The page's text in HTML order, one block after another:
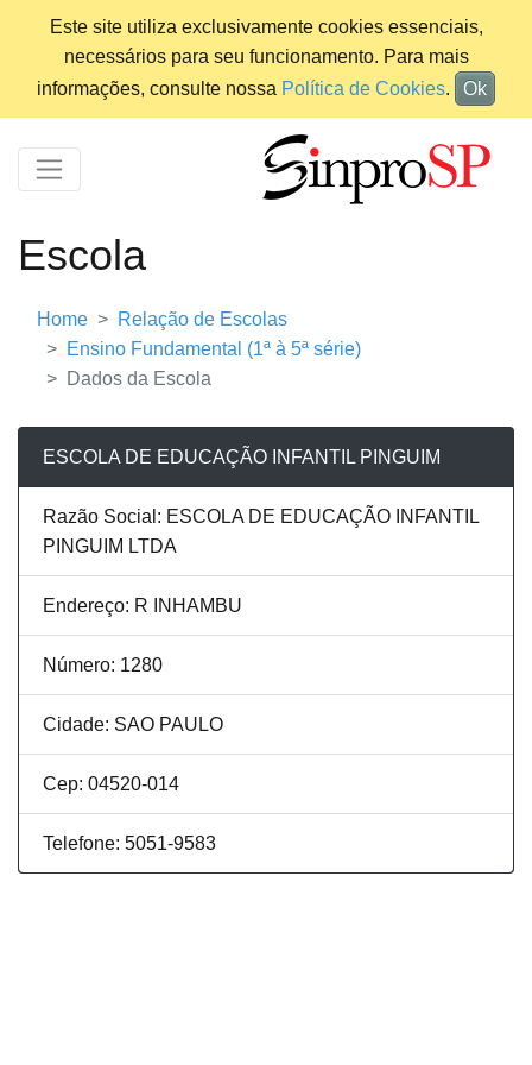
Este site utiliza exclusivamente cookies essenciais,
necessários para seu funcionamento. Para mais
informações, consulte nossa Política de Cookies. Ok
Escola
Home
Relação de Escolas
Ensino Fundamental (1ª à 5ª série)
Dados da Escola
ESCOLA DE EDUCAÇÃO INFANTIL PINGUIM
Razão Social: ESCOLA DE EDUCAÇÃO INFANTIL
PINGUIM LTDA
Endereço: R INHAMBU
Número: 1280
Cidade: SAO PAULO
Cep: 04520-014
Telefone: 5051-9583